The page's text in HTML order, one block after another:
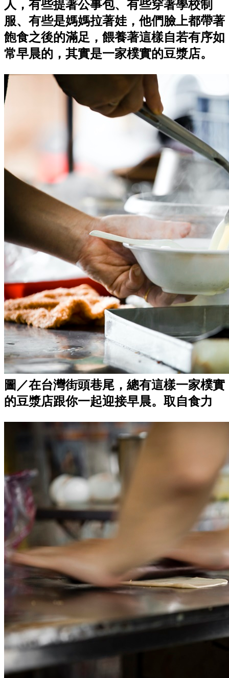
人，有些提著公事包、有些穿著學校制
服、有些是媽媽拉著娃，他們臉上都帶著
飽食之後的滿足，餵養著這樣自若有序如
常早晨的，其實是一家樸實的豆漿店。
圖／在台灣街頭巷尾，總有這樣一家樸實
的豆漿店跟你一起迎接早晨。取自食力